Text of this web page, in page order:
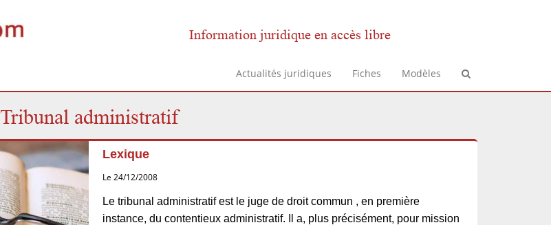
Information juridique en accès libre
Actualités juridiques Fiches Modèles
Tribunal administratif
Lexique
Le 24/12/2008
Le tribunal administratif est le juge de droit commun , en première
instance, du contentieux administratif. Il a, plus précisément, pour mission